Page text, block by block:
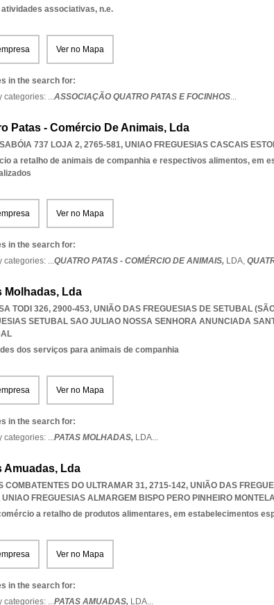
associativas, n.e.
Ver no Mapa
in the search for:
categories: ...ASSOCIAÇÃO QUATRO PATAS E FOCINHOS...
Patas - Comércio De Animais, Lda
737 LOJA 2, 2765-581, UNIAO FREGUESIAS CASCAIS
a retalho de animais de companhia e respectivos alimentos, em
Ver no Mapa
in the search for:
categories: ...QUATRO PATAS - COMÉRCIO DE ANIMAIS, LDA,
Molhadas, Lda
TODI 326, 2900-453, UNIÃO DAS FREGUESIAS DE SETUBAL
SETUBAL SAO JULIAO NOSSA SENHORA ANUNCIADA
dos serviços para animais de companhia
Ver no Mapa
in the search for:
categories: ...PATAS MOLHADAS, LDA...
Amuadas, Lda
COMBATENTES DO ULTRAMAR 31, 2715-142, UNIÃO DAS
UNIAO FREGUESIAS ALMARGEM BISPO PERO PINHEIRO
a retalho de produtos alimentares, em estabelecimentos
Ver no Mapa
in the search for:
categories: ...PATAS AMUADAS, LDA...